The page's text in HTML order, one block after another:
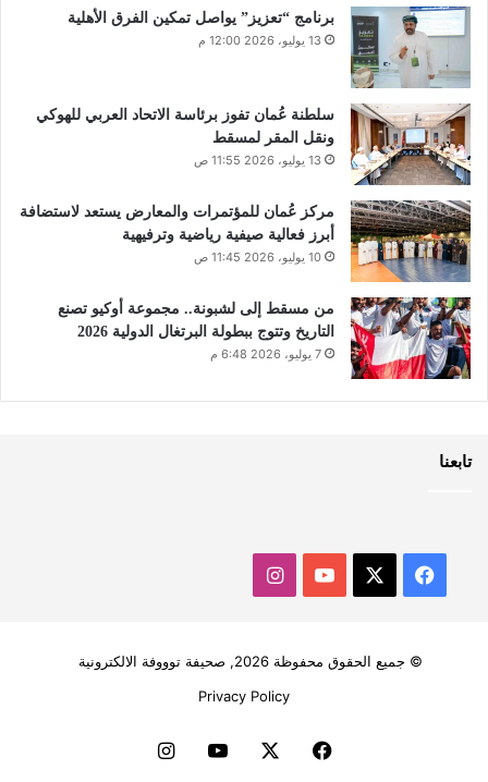
برنامج “تعزيز” يواصل تمكين الفرق الأهلية
13 يوليو، 2026 12:00 م
سلطنة عُمان تفوز برئاسة الاتحاد العربي للهوكي
ونقل المقر لمسقط
13 يوليو، 2026 11:55 ص
مركز عُمان للمؤتمرات والمعارض يستعد لاستضافة
أبرز فعالية صيفية رياضية وترفيهية
10 يوليو، 2026 11:45 ص
من مسقط إلى لشبونة.. مجموعة أوكيو تصنع
التاريخ وتتوج ببطولة البرتغال الدولية 2026
7 يوليو، 2026 6:48 م
تابعنا
فيسبوك ‫YouTubeانستقرام
© جميع الحقوق محفوظة 2026, صحيفة توووفة الالكترونية
Privacy Policy
فيسبوك ‫YouTubeانستقرام